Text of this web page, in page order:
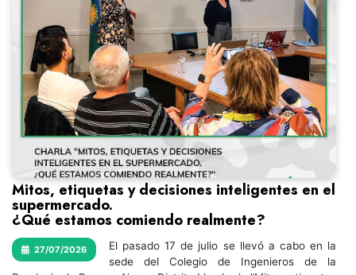
Mitos, etiquetas y decisiones inteligentes en el
supermercado.
¿Qué estamos comiendo realmente?
27/07/2026
El pasado 17 de julio se llevó a cabo en la
sede del Colegio de Ingenieros de la